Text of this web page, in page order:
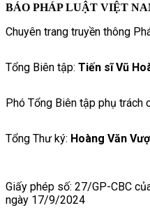
BÁO PHÁP LUẬT VIỆT
Chuyên trang truyền thông
Tổng Biên tập: Tiến sĩ Vũ
Phó Tổng Biên tập phụ trách
Tổng Thư ký: Hoàng Văn
Giấy phép số: 27/GP-CBC
ngày 17/9/2024